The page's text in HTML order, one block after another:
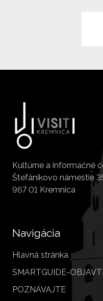
Kultúrne a informačné
Štefánikovo námestie
967 01 Kremnica
Navigácia
Hlavná stránka
SMARTGUIDE-
POZNÁVAJTE